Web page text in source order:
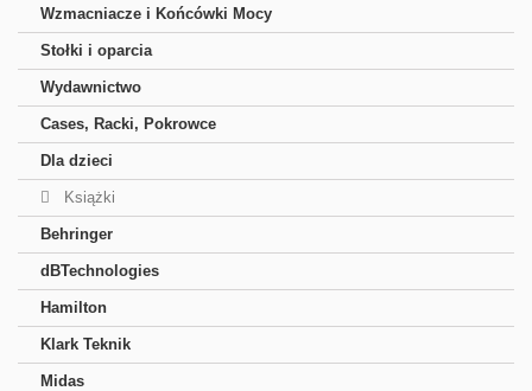
Wzmacniacze i Końcówki Mocy
Stołki i oparcia
Wydawnictwo
Cases, Racki, Pokrowce
Dla dzieci
Książki
Behringer
dBTechnologies
Hamilton
Klark Teknik
Midas